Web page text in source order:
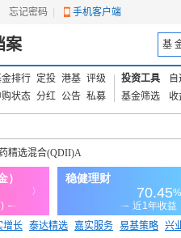
忘记密码 手机客户端
案 基
排行 定投 港基 评级
购状态 分红 公告 私募
投资工具
基金筛选
收
精选混合(QDII)A
增长 泰达精选 嘉实服务 易基策略 兴